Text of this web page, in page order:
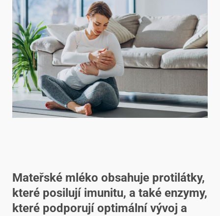
Mateřské mléko obsahuje protilátky,
které posilují imunitu, a také enzymy,
které podporují optimální vývoj a